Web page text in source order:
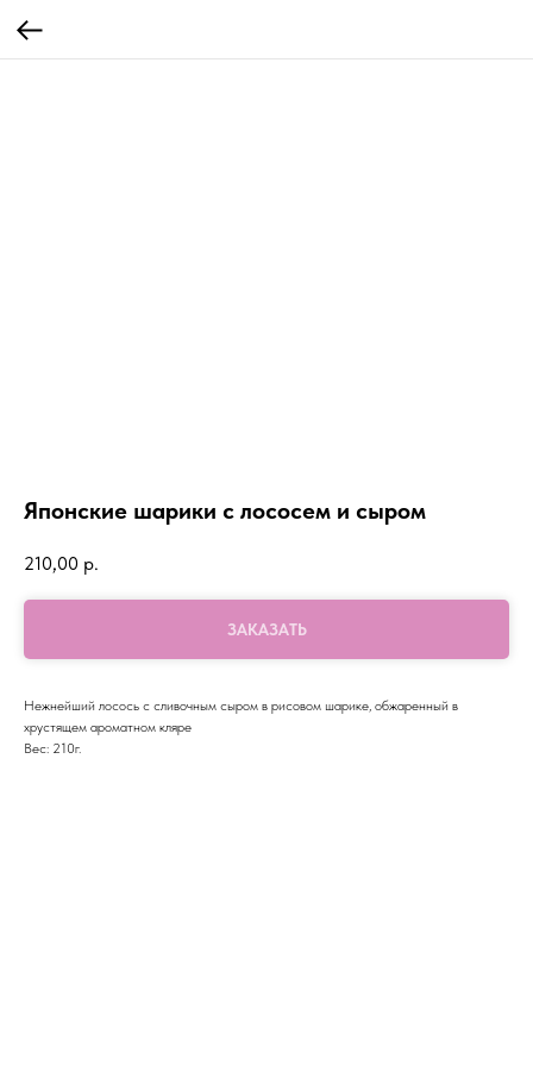
Японские шарики с лососем и сыром
210,00 р.
ЗАКАЗАТЬ
Нежнейший лосось с сливочным сыром в рисовом шарике, обжаренный в
хрустящем ароматном кляре
Вес: 210г.